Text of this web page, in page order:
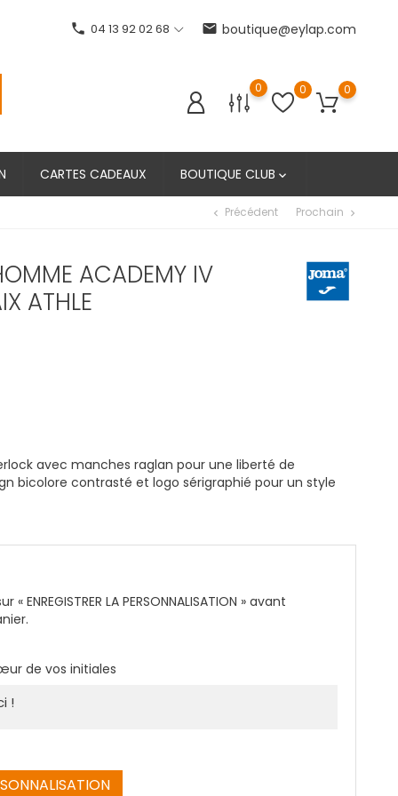
phone 04 13 92 02 68 email boutique@eylap.com
0 0 0
CARTES CADEAUX BOUTIQUE CLUB 
chevron_left Précédent Prochain chevron_right
ACADEMY IV
ATHLE
avec manches raglan pour une liberté de
bicolore contrasté et logo sérigraphié pour un style
ENREGISTRER LA PERSONNALISATION » avant
de vos initiales